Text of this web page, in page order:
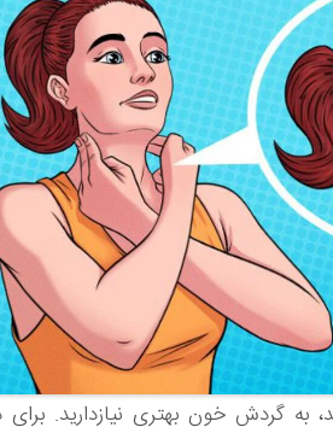
گردش خون بهتری نیازدارید. برای